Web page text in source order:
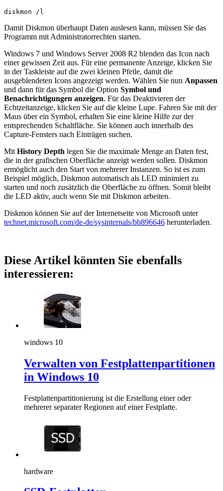
diskmon /l
Damit Diskmon überhaupt Daten auslesen kann, müssen Sie das
Programm mit Administratorrechten starten.
Windows 7 und Windows Server 2008 R2 blenden das Icon nach
einer gewissen Zeit aus. Für eine permanente Anzeige, klicken Sie
in der Taskleiste auf die zwei kleinen Pfeile, damit die
ausgeblendeten Icons angezeigt werden. Wählen Sie nun Anpassen
und dann für das Symbol die Option Symbol und
Benachrichtigungen anzeigen. Für das Deaktivieren der
Echtzeitanzeige, klicken Sie auf die kleine Lupe. Fahren Sie mit der
Maus über ein Symbol, erhalten Sie eine kleine Hilfe zur der
entsprechenden Schaltfläche. Sie können auch innerhalb des
Capture-Fensters nach Einträgen suchen.
Mit History Depth legen Sie die maximale Menge an Daten fest,
die in der grafischen Oberfläche anzeigt werden sollen. Diskmon
ermöglicht auch den Start von mehrerer Instanzen. So ist es zum
Beispiel möglich, Diskmon automatisch als LED minimiert zu
starten und noch zusätzlich die Oberfläche zu öffnen. Somit bleibt
die LED aktiv, auch wenn Sie mit Diskmon arbeiten.
Diskmon können Sie auf der Internetseite von Microsoft unter
technet.microsoft.com/de-de/sysinternals/bb896646 herunterladen.
Diese Artikel könnten Sie ebenfalls
interessieren:
windows 10
Verwalten von Festplattenpartitionen
in Windows 10
Festplattenpartitionierung ist die Erstellung einer oder
mehrerer separater Regionen auf einer Festplatte.
hardware